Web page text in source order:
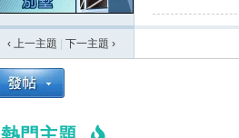
‹ 上一主題 下一主題 ›